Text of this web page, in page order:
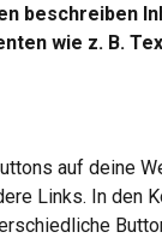
beschreiben
wie z. B.
auf deine
Links. In den